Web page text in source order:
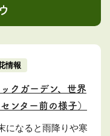
情報
クガーデン、世界
ンター前の様子）
になると雨降りや寒